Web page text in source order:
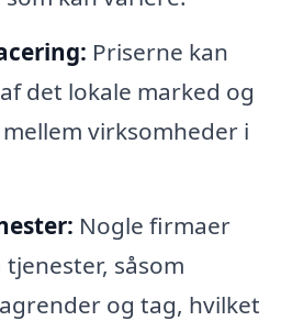
Priserne kan
det lokale marked og
virksomheder i
Nogle firmaer
såsom
og tag, hvilket